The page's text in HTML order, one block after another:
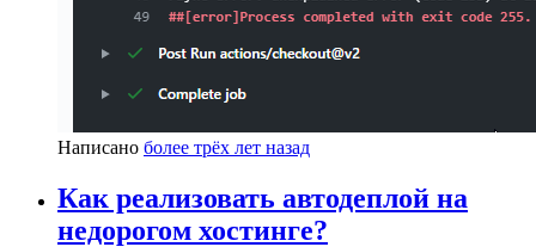
Написано более трёх лет назад
Как реализовать автодеплой на
недорогом хостинге?